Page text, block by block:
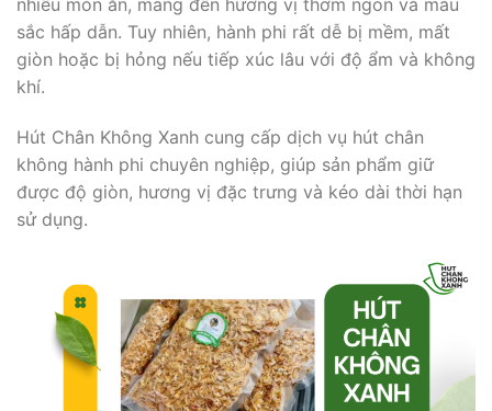
sắc hấp dẫn. Tuy nhiên, hành phi rất dễ bị mềm, mất
giòn hoặc bị hỏng nếu tiếp xúc lâu với độ ẩm và không
khí.
Hút Chân Không Xanh cung cấp dịch vụ hút chân
không hành phi chuyên nghiệp, giúp sản phẩm giữ
được độ giòn, hương vị đặc trưng và kéo dài thời hạn
sử dụng.